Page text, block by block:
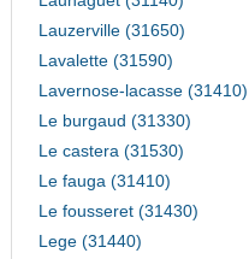
Lauzerville (31650)
Lavalette (31590)
Lavernose-lacasse (31410)
Le burgaud (31330)
Le castera (31530)
Le fauga (31410)
Le fousseret (31430)
Lege (31440)